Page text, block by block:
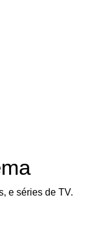
e séries de TV.